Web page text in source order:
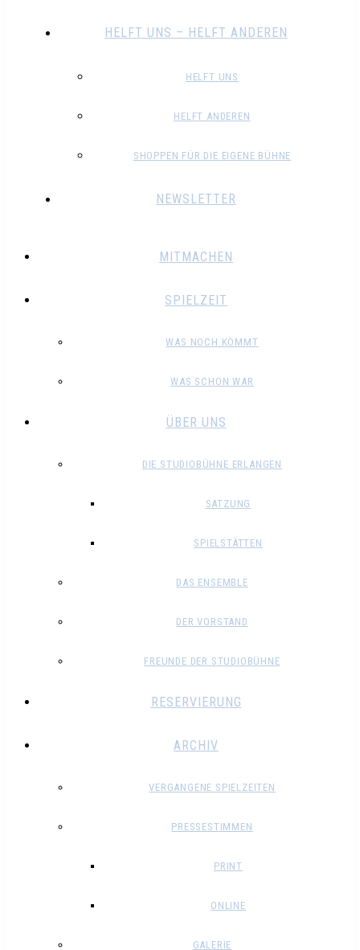
HELFT UNS – HELFT ANDEREN
HELFT UNS
HELFT ANDEREN
SHOPPEN FÜR DIE EIGENE BÜHNE
NEWSLETTER
MITMACHEN
SPIELZEIT
WAS NOCH KOMMT
WAS SCHON WAR
ÜBER UNS
DIE STUDIOBÜHNE ERLANGEN
SATZUNG
SPIELSTÄTTEN
DAS ENSEMBLE
DER VORSTAND
FREUNDE DER STUDIOBÜHNE
RESERVIERUNG
ARCHIV
VERGANGENE SPIELZEITEN
PRESSESTIMMEN
PRINT
ONLINE
GALERIE